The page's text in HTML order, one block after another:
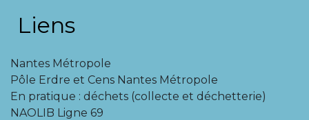
Liens
Nantes Métropole
Pôle Erdre et Cens Nantes Métropole
En pratique : déchets (collecte et déchetterie)
NAOLIB Ligne 69